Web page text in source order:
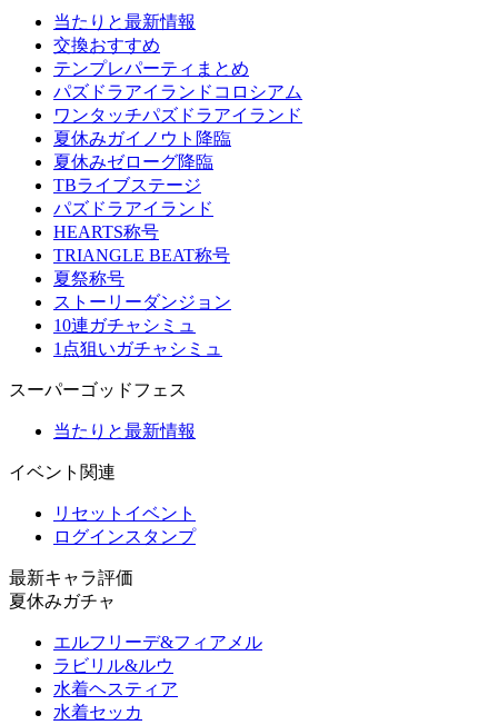
当たりと最新情報
交換おすすめ
テンプレパーティまとめ
パズドラアイランドコロシアム
ワンタッチパズドラアイランド
夏休みガイノウト降臨
夏休みゼローグ降臨
TBライブステージ
パズドラアイランド
HEARTS称号
TRIANGLE BEAT称号
夏祭称号
ストーリーダンジョン
10連ガチャシミュ
1点狙いガチャシミュ
スーパーゴッドフェス
当たりと最新情報
イベント関連
リセットイベント
ログインスタンプ
最新キャラ評価
夏休みガチャ
エルフリーデ&フィアメル
ラビリル&ルウ
水着ヘスティア
水着セッカ